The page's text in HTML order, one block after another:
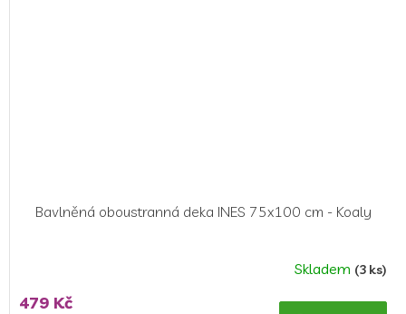
Bavlněná oboustranná deka INES 75x100 cm - Koaly
Skladem (3 ks)
479 Kč